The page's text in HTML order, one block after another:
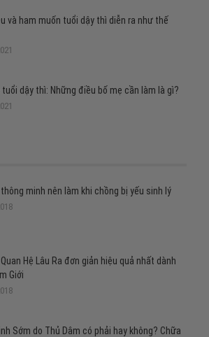
và ham muốn tuổi dậy thì diễn ra như thế
tuổi dậy thì: Những điều bố mẹ cần làm là gì?
minh nên làm khi chồng bị yếu sinh lý
Hệ Lâu Ra đơn giản hiệu quả nhất dành
Giới
Sớm do Thủ Dâm có phải hay không? Chữa